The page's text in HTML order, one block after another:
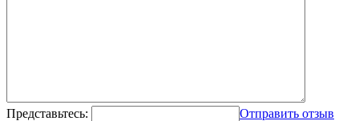
Представьтесь: Отправить отзыв